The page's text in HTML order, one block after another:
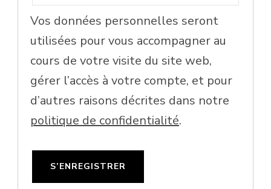
Vos données personnelles seront
utilisées pour vous accompagner au
cours de votre visite du site web,
gérer l’accès à votre compte, et pour
d’autres raisons décrites dans notre
politique de confidentialité.
S’ENREGISTRER